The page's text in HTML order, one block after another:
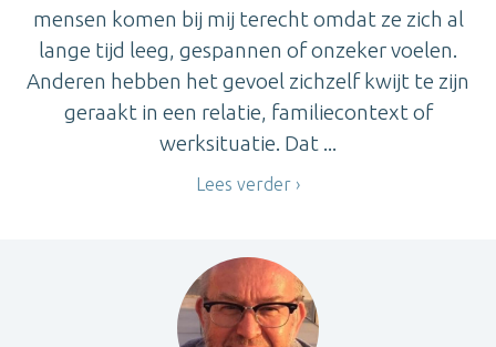
mensen komen bij mij terecht omdat ze zich al
lange tijd leeg, gespannen of onzeker voelen.
Anderen hebben het gevoel zichzelf kwijt te zijn
geraakt in een relatie, familiecontext of
werksituatie. Dat ...
Lees verder